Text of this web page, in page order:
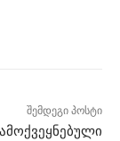
შემდეგი პოსტი